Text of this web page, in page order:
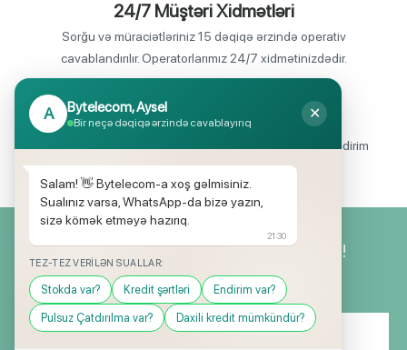
24/7 Müştəri Xidmətləri
Sorğu və müraciətləriniz 15 dəqiqə ərzində operativ
cavablandırılır. Operatorlarımız 24/7 xidmətinizdədir.
Endirimli məhsul seçimi
Mağazalarımızda mütəmadi olaraq, yüksək məbləğli endirim
və hədiyyə kampaniyaları keçirilir.
Yeniliklərimizdən ilk siz xəbərdar olun!
A Bytelecom, Aysel
Bir neçə dəqiqə ərzində cavablayırıq
✕
Salam! 👋 Bytelecom-a xoş gəlmisiniz.
Sualınız varsa, WhatsApp-da bizə yazın,
sizə kömək etməyə hazırıq.
21:30
TEZ-TEZ VERILƏN SUALLAR:
Stokda var? Kredit şərtləri Endirim var?
Pulsuz Çatdırılma var? Daxili kredit mümkündür?